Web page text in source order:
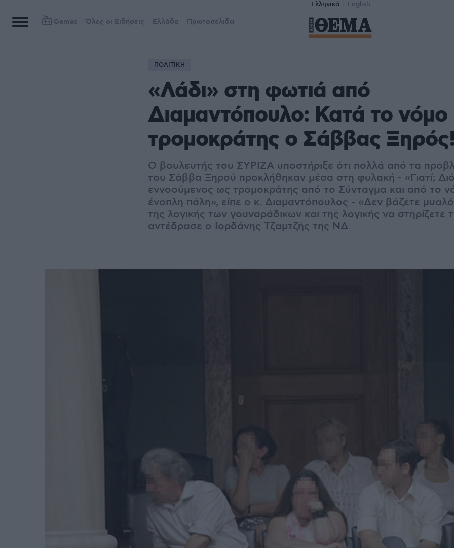
Ελληνικά English
Games Όλες οι Ειδήσεις Ελλάδα Πρωτοσέλιδα
ΠΟΛΙΤΙΚΗ
«Λάδι» στη φωτιά από
Διαμαντόπουλο: Κατά το νόμο
τρομοκράτης ο Σάββας
Ο βουλευτής του ΣΥΡΙΖΑ υποστήριξε ότι πολλά από τα
του Σάββα Ξηρού προκλήθηκαν μέσα στη φυλακή - «Γιατί;
εννοούμενος ως τρομοκράτης από το Σύνταγμα και από το
ένοπλη πάλη», είπε ο κ. Διαμαντόπουλος - «Δεν βάζετε
της λογικής των γουναράδικων και της λογικής να στηρίζετε
αντέδρασε ο Ιορδάνης Τζαμτζής της ΝΔ